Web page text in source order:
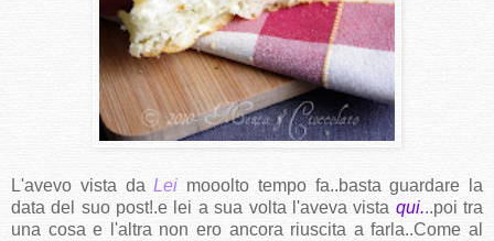
L'avevo vista daLei mooolto tempo fa..basta guardare la
data del suo post!.e lei a sua volta l'aveva vista qui...poi tra
una cosa e l'altra non ero ancora riuscita a farla..Come al